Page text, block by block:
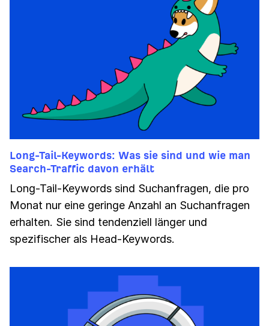
Long-Tail-Keywords: Was sie sind und wie man
Search-Traffic davon erhält
Long-Tail-Keywords sind Suchanfragen, die pro
Monat nur eine geringe Anzahl an Suchanfragen
erhalten. Sie sind tendenziell länger und
spezifischer als Head-Keywords.